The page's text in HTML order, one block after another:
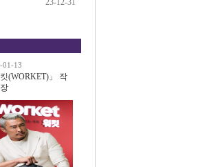
23-12-31
01-13
킷(WORKET)」 작